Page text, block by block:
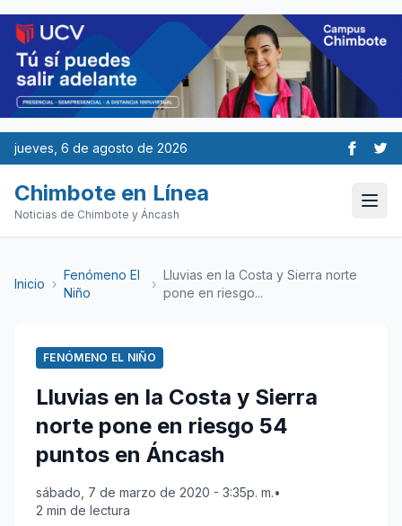
jueves, 6 de agosto de 2026
Chimbote en Línea
Noticias de Chimbote y Áncash
Inicio ›
Fenómeno El
Niño
›
Lluvias en la Costa y Sierra norte
pone en riesgo...
FENÓMENO EL NIÑO
Lluvias en la Costa y Sierra
norte pone en riesgo 54
puntos en Áncash
sábado, 7 de marzo de 2020 - 3:35p. m.•
2 min de lectura